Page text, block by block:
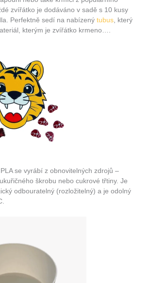
zvířátko je dodáváno v sadě s 10 kusy
Perfektně sedí na nabízený tubus , který
kterým je zvířátko krmeno….
se vyrábí z obnovitelných zdrojů –
škrobu nebo cukrové třtiny. Je
odbouratelný (rozložitelný) a je odolný